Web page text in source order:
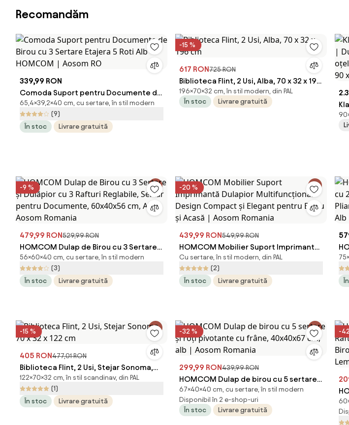
Recomandăm
339,99 RON
Comoda Suport pentru Documente de
Birou cu 3 Sertare Etajera 5 Roti Alb
HOMCOM | Aosom RO
65,4×39,2×40 cm, cu sertare, în stil modern
(9)
În stoc
Livrare gratuită
-15 %
617 RON725 RON
Biblioteca Flint, 2 Usi, Alba, 70 x 32 x 196
cm
196×70×32 cm, în stil modern, din PAL
În stoc
Livrare gratuită
-9 %
479,99 RON529,99 RON
HOMCOM Dulap de Birou cu 3 Sertare
și Dulăpior cu 3 Rafturi Reglabile,
Sertar pentru Documente, 60x40x56
cm, Alb | Aosom Romania
56×60×40 cm, cu sertare, în stil modern
(3)
În stoc
Livrare gratuită
-20 %
439,99 RON549,99 RON
HOMCOM Mobilier Suport Imprimantă
Dulapior Multifuncțional Design
Compact și Elegant pentru Birou și
Acasă | Aosom Romania
Cu sertare, în stil modern, din PAL
(2)
În stoc
Livrare gratuită
Alb
-15 %
405 RON477,01 RON
Biblioteca Flint, 2 Usi, Stejar Sonoma,
70 x 32 x 122 cm
122×70×32 cm, în stil scandinav, din PAL
(1)
În stoc
Livrare gratuită
-32 %
299,99 RON439,99 RON
HOMCOM Dulap de birou cu 5 sertare
și roți pivotante cu frâne, 40x40x67
cm, alb | Aosom Romania
67×40×40 cm, cu sertare, în stil modern
Disponibil în 2 e-shop-uri
În stoc
Livrare gratuită
-